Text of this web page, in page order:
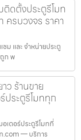
ดตั้งประตูรีโมท
ครบวงจร ราคา
ม และ จำหน่ายประตู
ก พ
ว ร้านขาย
ประตูรีโมททุก
เตอร์ประตูรีโมทที่
.com — บริการ